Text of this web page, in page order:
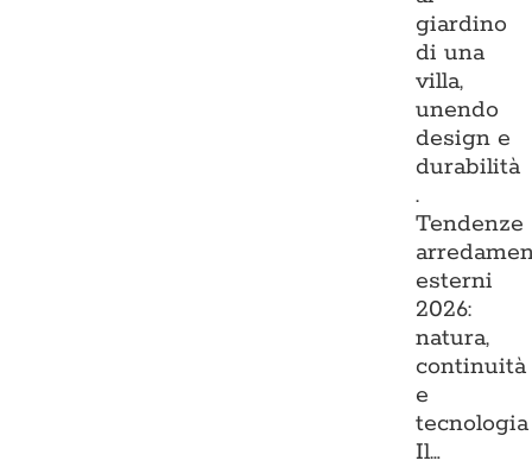
giardino
di una
villa,
unendo
design e
durabilità
.
Tendenze
esterni
2026:
natura,
continuità
e
tecnologia
Il…